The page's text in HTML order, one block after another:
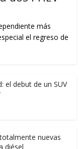
más
el regreso de
el debut de un SUV
nuevas
diésel